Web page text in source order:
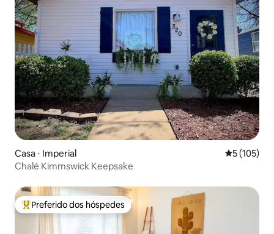
Casa ⋅ Imperial 5 de uma
5 (105)
Chalé Kimmswick Keepsake
Entre os melhores preferidos dos hóspedes
Preferido dos hóspedes